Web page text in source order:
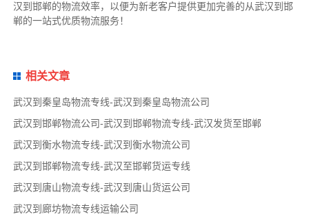
汉到邯郸的物流效率，以便为新老客户提供更加完善的从武汉到邯
郸的一站式优质物流服务！
相关文章
武汉到秦皇岛物流专线-武汉到秦皇岛物流公司
武汉到邯郸物流公司-武汉到邯郸物流专线-武汉发货至邯郸
武汉到衡水物流专线-武汉到衡水物流公司
武汉到邯郸物流专线-武汉至邯郸货运专线
武汉到唐山物流专线-武汉到唐山货运公司
武汉到廊坊物流专线运输公司